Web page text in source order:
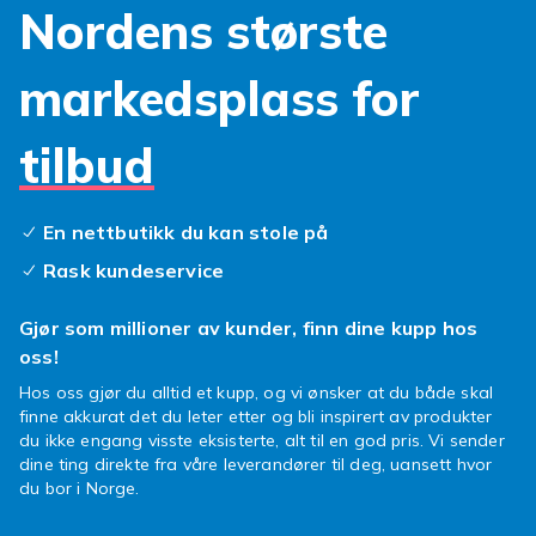
Kompatible deksler, skjermbeskyttere og
ladere til alle Xiaomi-generasjoner. Velg alltid
tilbehoer merket kompatibelt med din
spesifikke modell. Nye produkter legges til
jevnlig og vi leverer raskt direkte hjem til deg.
Sammenlign og finn det beste tilbudet hos
Xiaomi-tilbehørhos Fyndiq.
Xiaomi ble grunnlagt i 2010 og er en av
Xiaomi tilbyr fremragende pris/kvalitet i alle
er mellomklassen og POCO er rettet mot
gaming-entusiaster. Kompatibelt Xiaomi-
tilbehoer gir deg et bredere utvalg til lavere
priser enn originalt tilbehoer. Kontroller alltid
kompatibiliteten med din egen Xiaomi-modell.
Nordens største
markedsplass for
tilbud
En nettbutikk du kan stole på
Rask kundeservice
Gjør som millioner av kunder, finn dine kupp hos
oss!
Hos oss gjør du alltid et kupp, og vi ønsker at du både skal
finne akkurat det du leter etter og bli inspirert av produkter
du ikke engang visste eksisterte, alt til en god pris. Vi sender
dine ting direkte fra våre leverandører til deg, uansett hvor
du bor i Norge.